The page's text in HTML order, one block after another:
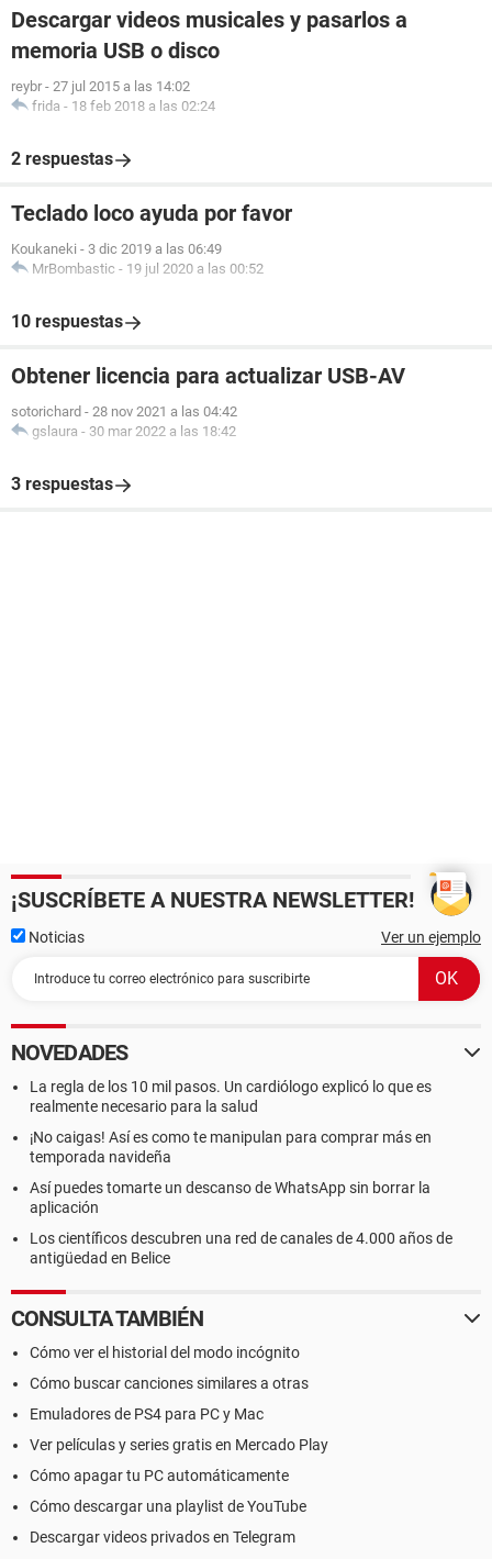
Descargar videos musicales y pasarlos a
memoria USB o disco
reybr - 27 jul 2015 a las 14:02
frida - 18 feb 2018 a las 02:24
2 respuestas
Teclado loco ayuda por favor
Koukaneki - 3 dic 2019 a las 06:49
MrBombastic - 19 jul 2020 a las 00:52
10 respuestas
Obtener licencia para actualizar USB-AV
sotorichard - 28 nov 2021 a las 04:42
gslaura - 30 mar 2022 a las 18:42
3 respuestas
¡SUSCRÍBETE A NUESTRA NEWSLETTER!
Noticias Ver un ejemplo
NOVEDADES
La regla de los 10 mil pasos. Un cardiólogo explicó lo que es
realmente necesario para la salud
¡No caigas! Así es como te manipulan para comprar más en
temporada navideña
Así puedes tomarte un descanso de WhatsApp sin borrar la
aplicación
Los científicos descubren una red de canales de 4.000 años de
antigüedad en Belice
CONSULTA TAMBIÉN
Cómo ver el historial del modo incógnito
Cómo buscar canciones similares a otras
Emuladores de PS4 para PC y Mac
Ver películas y series gratis en Mercado Play
Cómo apagar tu PC automáticamente
Cómo descargar una playlist de YouTube
Descargar videos privados en Telegram